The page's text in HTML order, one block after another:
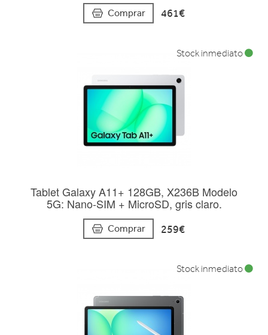
Comprar 461€
Tablet Galaxy A11+ 128GB, X236B Modelo
5G: Nano-SIM + MicroSD, gris claro.
Comprar 259€
Stock inmediato
Stock inmediato